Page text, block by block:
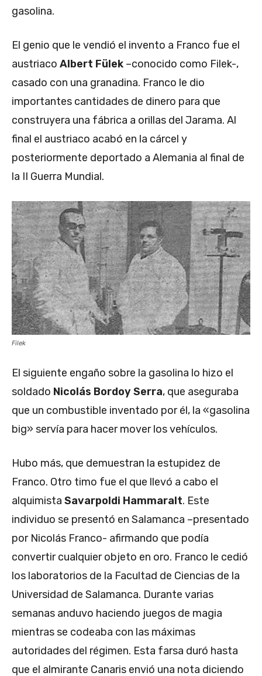
gasolina.
El genio que le vendió el invento a Franco fue el
austriaco Albert Fülek –conocido como Filek-,
casado con una granadina. Franco le dio
importantes cantidades de dinero para que
construyera una fábrica a orillas del Jarama. Al
final el austriaco acabó en la cárcel y
posteriormente deportado a Alemania al final de
la II Guerra Mundial.
Filek
El siguiente engaño sobre la gasolina lo hizo el
soldado Nicolás Bordoy Serra, que aseguraba
que un combustible inventado por él, la «gasolina
big» servía para hacer mover los vehículos.
Hubo más, que demuestran la estupidez de
Franco. Otro timo fue el que llevó a cabo el
alquimista Savarpoldi Hammaralt. Este
individuo se presentó en Salamanca –presentado
por Nicolás Franco- afirmando que podía
convertir cualquier objeto en oro. Franco le cedió
los laboratorios de la Facultad de Ciencias de la
Universidad de Salamanca. Durante varias
semanas anduvo haciendo juegos de magia
mientras se codeaba con las máximas
autoridades del régimen. Esta farsa duró hasta
que el almirante Canaris envió una nota diciendo